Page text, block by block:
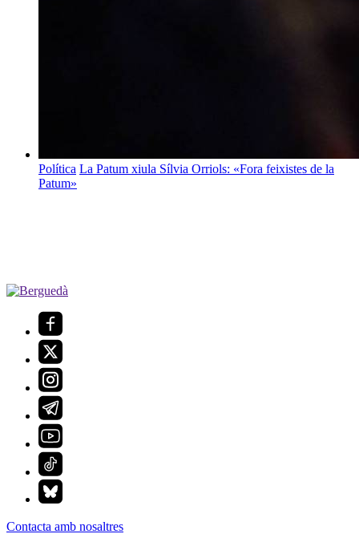
Política La Patum xiula Sílvia Orriols: «Fora feixistes de la
Patum»
Contacta amb nosaltres